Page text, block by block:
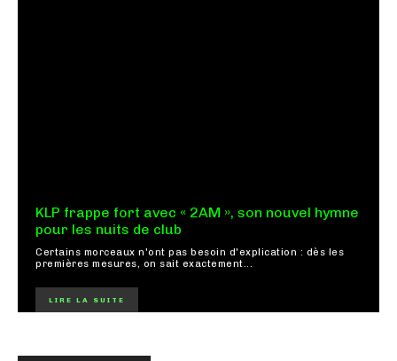
KLP frappe fort avec « 2AM », son nouvel hymne
pour les nuits de club
Certains morceaux n'ont pas besoin d'explication : dès les
premières mesures, on sait exactement...
LIRE LA SUITE